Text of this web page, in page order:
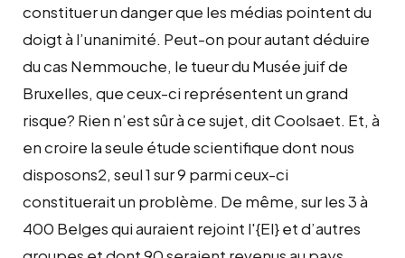
constituer un danger que les médias pointent du
doigt à l’unanimité. Peut-on pour autant déduire
du cas Nemmouche, le tueur du Musée juif de
Bruxelles, que ceux-ci représentent un grand
risque? Rien n’est sûr à ce sujet, dit Coolsaet. Et, à
en croire la seule étude scientifique dont nous
disposons2, seul 1 sur 9 parmi ceux-ci
constituerait un problème. De même, sur les 3 à
400 Belges qui auraient rejoint l'{EI} et d’autres